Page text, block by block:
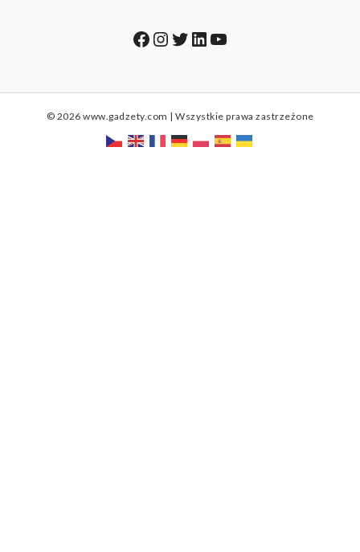
Facebook
Instagram
Twitter
LinkedIn
YouTube
© 2026 www.gadzety.com | Wszystkie prawa zastrzeżone